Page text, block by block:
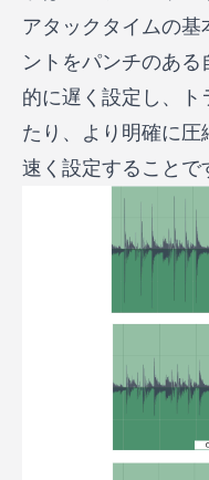
アタックタイムの
ントをパンチのあ
的に遅く設定し、ト
たり、より明確に
速く設定することで